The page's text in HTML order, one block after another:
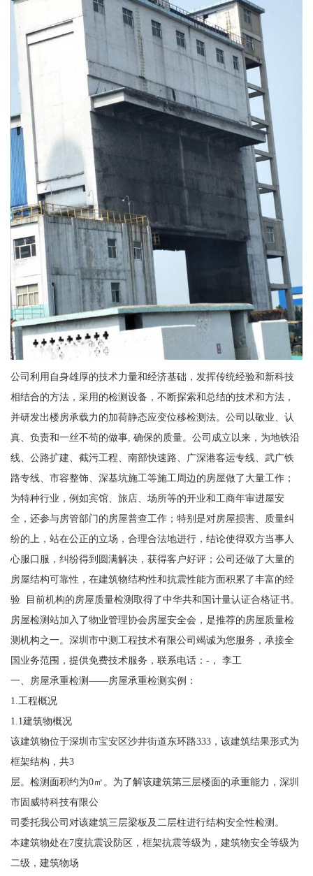
公司利用自身雄厚的技术力量和经济基础，发挥传统经验和新科技
相结合的方法，采用的检测设备，不断探索和总结的技术和方法，
并研发出楼房承载力的加荷静态应变位移检测法。公司以敬业、认
真、负责和一丝不苟的做事, 确保的质量。公司成立以来，为地铁沿
线、公路扩建、截污工程、南部快速路、广深港客运专线、武广铁
路专线、市容整饰、深基坑施工等施工周边的房屋做了大量工作；
为特种行业，例如宾馆、旅店、场所等的开业和工商年审进屋安
全，还参与房管部门的房屋普查工作；特别是对房屋损害、质量纠
纷的上，站在公正的立场，合理合法地进行，结论使得双方当事人
心服口服，纠纷得到圆满解决，获得客户好评；公司还做了大量的
房屋结构可靠性，在建筑物结构性和抗震性能方面积累了丰富的经
验 目前机构的房屋质量检测取得了中华共和国计量认证合格证书。
房屋检测站加入了物业管理协会房屋安全会，是推荐的房屋质量检
测机构之一。深圳市中测工程技术有限公司竭诚为您服务，承接全
国业务范围，提供免费技术服务，联系电话：-， 李工
一、房屋承重检测——房屋承重检测实例：
1.工程概况
1.1建筑物概况
该建筑物位于深圳市宝安区沙井街道东环路333，该建筑结果形式为
框架结构，共3
层。检测面积约为0㎡。为了解该建筑第三层楼面的承重能力，深圳
市固威特科技有限公
司委托我公司对该建筑三层梁板及二层柱进行结构安全性检测。
本建筑物处在7度抗震设防区，框架抗震等级为，建筑物安全等级为
二级，建筑物场